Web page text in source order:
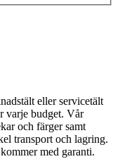
eller servicetält
varje budget. Vår
och färger samt
transport och lagring.
med garanti.